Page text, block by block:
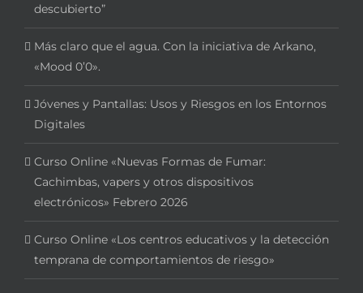
descubierto”
Más claro que el agua. Con la iniciativa de Arkano,
«Mood 0’0».
Jóvenes y Pantallas: Usos y Riesgos en los Entornos
Digitales
Curso Online «Nuevas Formas de Fumar:
Cachimbas, vapers y otros dispositivos
electrónicos» Febrero 2026
Curso Online «Los centros educativos y la detección
temprana de comportamientos de riesgo»